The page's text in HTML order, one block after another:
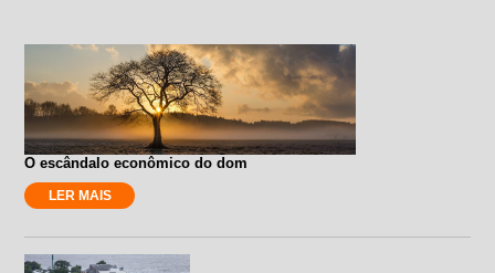
O escândalo econômico do dom
LER MAIS